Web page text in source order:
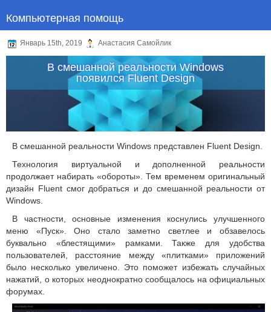
Компьютерная помощь
Январь 15th, 2019 Анастасия Самойлик
В смешанной реальности Windows
появился Fluent Design
В смешанной реальности Windows представлен Fluent Design.
Технология виртуальной и дополненной реальности
продолжает набирать «обороты». Тем временем оригинальный
дизайн Fluent смог добраться и до смешанной реальности от
Windows.
В частности, основные изменения коснулись улучшенного
меню «Пуск». Оно стало заметно светлее и обзавелось
буквально «блестящими» рамками. Также для удобства
пользователей, расстояние между «плитками» приложений
было несколько увеличено. Это поможет избежать случайных
нажатий, о которых неоднократно сообщалось на официальных
форумах.